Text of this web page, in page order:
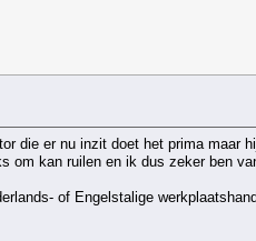
die er nu inzit doet het prima
kan ruilen en ik dus zeker ben
of Engelstalige